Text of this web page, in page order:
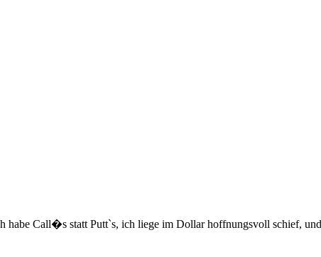
habe Call�s statt Putt`s, ich liege im Dollar hoffnungsvoll schief,